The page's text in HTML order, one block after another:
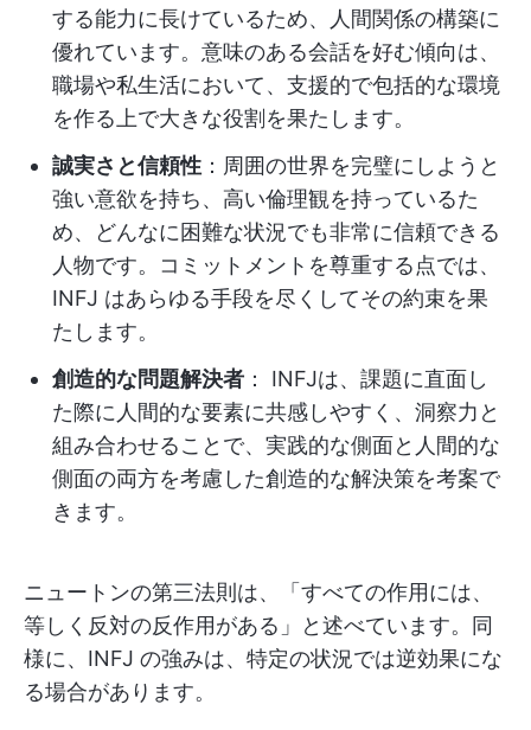
する能力に長けているため、人間関係の構築に
優れています。意味のある会話を好む傾向は、
職場や私生活において、支援的で包括的な環境
を作る上で大きな役割を果たします。
誠実さと信頼性 ：周囲の世界を完璧にしようと
強い意欲を持ち、高い倫理観を持っているた
め、どんなに困難な状況でも非常に信頼できる
人物です。コミットメントを尊重する点では、
INFJ はあらゆる手段を尽くしてその約束を果
たします。
創造的な問題解決者 ： INFJは、課題に直面し
た際に人間的な要素に共感しやすく、洞察力と
組み合わせることで、実践的な側面と人間的な
側面の両方を考慮した創造的な解決策を考案で
きます。
ニュートンの第三法則は、「すべての作用には、
等しく反対の反作用がある」と述べています。同
様に、INFJ の強みは、特定の状況では逆効果にな
る場合があります。